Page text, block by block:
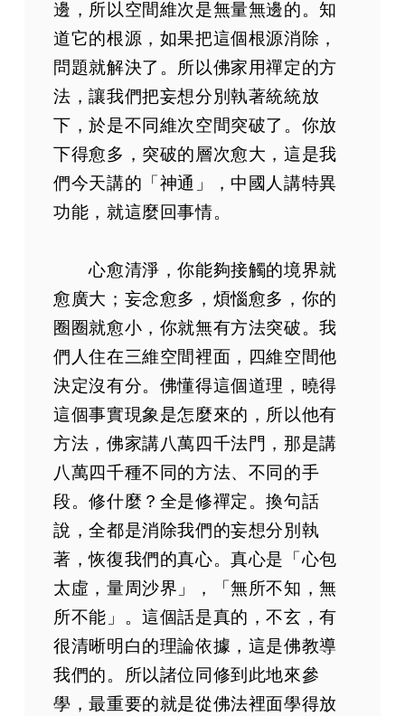
第91集
第92集
第93集
第94集
第95集
第96集
第97集
第98集
第100集
第101集
第102集
第103集
第104集
第105集
第106集
第107集
第108集
第109集
第110集
第111集
第112集
第113集
第114集
第115集
第116集
邊，所以空間維次是無量無邊的。知
道它的根源，如果把這個根源消除，
問題就解決了。所以佛家用禪定的方
法，讓我們把妄想分別執著統統放
下，於是不同維次空間突破了。你放
下得愈多，突破的層次愈大，這是我
們今天講的「神通」，中國人講特異
功能，就這麼回事情。
心愈清淨，你能夠接觸的境界就
愈廣大；妄念愈多，煩惱愈多，你的
圈圈就愈小，你就無有方法突破。我
們人住在三維空間裡面，四維空間他
決定沒有分。佛懂得這個道理，曉得
這個事實現象是怎麼來的，所以他有
方法，佛家講八萬四千法門，那是講
八萬四千種不同的方法、不同的手
段。修什麼？全是修禪定。換句話
說，全都是消除我們的妄想分別執
著，恢復我們的真心。真心是「心包
太虛，量周沙界」，「無所不知，無
所不能」。這個話是真的，不玄，有
很清晰明白的理論依據，這是佛教導
我們的。所以諸位同修到此地來參
學，最重要的就是從佛法裡面學得放